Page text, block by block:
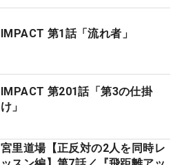
IMPACT 第1話「流れ者」
IMPACT 第201話「第3の仕掛
け」
宮里道場【正反対の2人を同時レ